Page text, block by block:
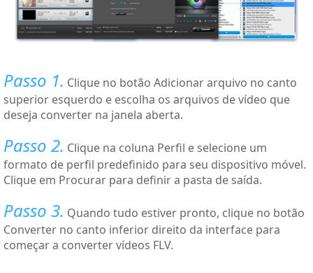
Passo 1. Clique no botão Adicionar arquivo no canto
superior esquerdo e escolha os arquivos de vídeo que
deseja converter na janela aberta.
Passo 2. Clique na coluna Perfil e selecione um
formato de perfil predefinido para seu dispositivo móvel.
Clique em Procurar para definir a pasta de saída.
Passo 3. Quando tudo estiver pronto, clique no botão
Converter no canto inferior direito da interface para
começar a converter vídeos FLV.